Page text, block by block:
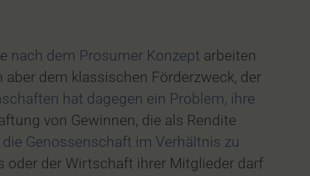
nach dem Prosumer Konzept arbeiten
dem klassischen Förderzweck, der
hat dagegen ein Problem, ihre
von Gewinnen, die als Rendite
Genossenschaft im Verhältnis zu
oder der Wirtschaft ihrer Mitglieder darf